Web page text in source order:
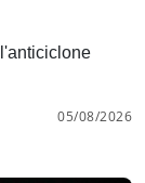
05/08/2026